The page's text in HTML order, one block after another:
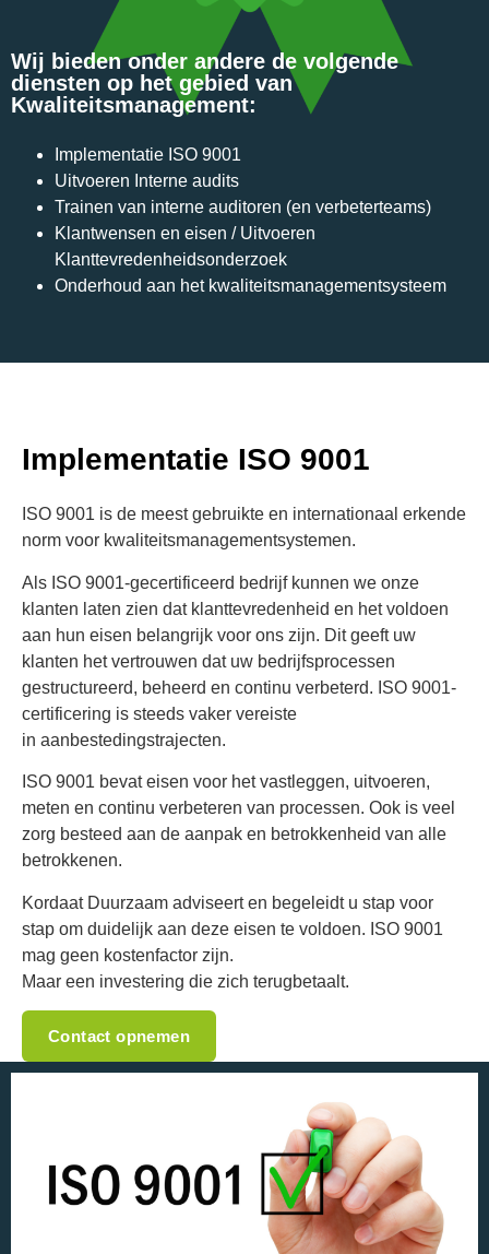
Wij bieden onder andere de volgende
diensten op het gebied van
Kwaliteitsmanagement:
Implementatie ISO 9001
Uitvoeren Interne audits
Trainen van interne auditoren (en verbeterteams)
Klantwensen en eisen / Uitvoeren
Klanttevredenheidsonderzoek
Onderhoud aan het kwaliteitsmanagementsysteem
Implementatie ISO 9001
ISO 9001 is de meest gebruikte en internationaal erkende
norm voor kwaliteitsmanagementsystemen.
Als ISO 9001-gecertificeerd bedrijf kunnen we onze
klanten laten zien dat klanttevredenheid en het voldoen
aan hun eisen belangrijk voor ons zijn. Dit geeft uw
klanten het vertrouwen dat uw bedrijfsprocessen
gestructureerd, beheerd en continu verbeterd. ISO 9001-
certificering is steeds vaker vereiste
in aanbestedingstrajecten.
ISO 9001 bevat eisen voor het vastleggen, uitvoeren,
meten en continu verbeteren van processen. Ook is veel
zorg besteed aan de aanpak en betrokkenheid van alle
betrokkenen.
Kordaat Duurzaam adviseert en begeleidt u stap voor
stap om duidelijk aan deze eisen te voldoen. ISO 9001
mag geen kostenfactor zijn.
Maar een investering die zich terugbetaalt.
Contact opnemen